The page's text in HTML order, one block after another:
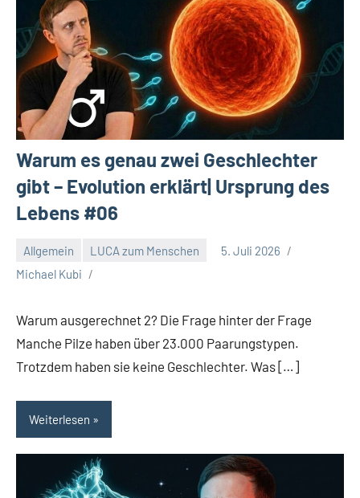
Warum es genau zwei Geschlechter
gibt – Evolution erklärt| Ursprung des
Lebens #06
Allgemein LUCA zum Menschen
5. Juli 2026
Michael Kubi
Warum ausgerechnet 2? Die Frage hinter der Frage
Manche Pilze haben über 23.000 Paarungstypen.
Trotzdem haben sie keine Geschlechter. Was […]
Weiterlesen